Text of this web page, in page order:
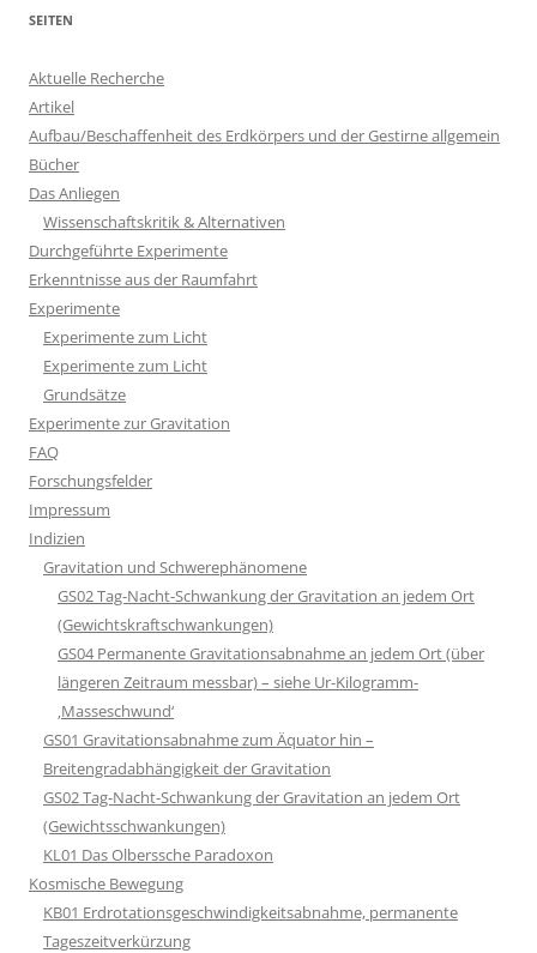
SEITEN
Aktuelle Recherche
Artikel
Aufbau/Beschaffenheit des Erdkörpers und der Gestirne allgemein
Bücher
Das Anliegen
Wissenschaftskritik & Alternativen
Durchgeführte Experimente
Erkenntnisse aus der Raumfahrt
Experimente
Experimente zum Licht
Experimente zum Licht
Grundsätze
Experimente zur Gravitation
FAQ
Forschungsfelder
Impressum
Indizien
Gravitation und Schwerephänomene
GS02 Tag-Nacht-Schwankung der Gravitation an jedem Ort
(Gewichtskraftschwankungen)
GS04 Permanente Gravitationsabnahme an jedem Ort (über
längeren Zeitraum messbar) – siehe Ur-Kilogramm-
‚Masseschwund‘
GS01 Gravitationsabnahme zum Äquator hin –
Breitengradabhängigkeit der Gravitation
GS02 Tag-Nacht-Schwankung der Gravitation an jedem Ort
(Gewichtsschwankungen)
KL01 Das Olberssche Paradoxon
Kosmische Bewegung
KB01 Erdrotationsgeschwindigkeitsabnahme, permanente
Tageszeitverkürzung